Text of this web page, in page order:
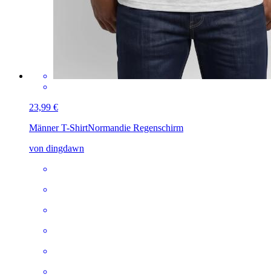
23,99 €
Männer T-ShirtNormandie Regenschirm
von dingdawn